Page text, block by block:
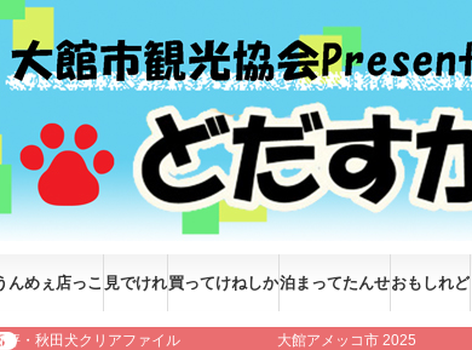
んめぇ店っこ 見でけれ買ってけねしか泊まってたんせおもしれど
評・秋田犬クリアファイル 大館アメッコ市 2025